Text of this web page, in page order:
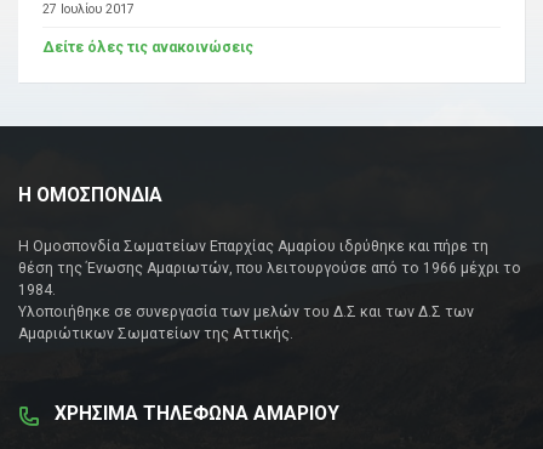
27 Ιουλίου 2017
Δείτε όλες τις ανακοινώσεις
Η ΟΜΟΣΠΟΝΔΙΑ
Η Ομοσπονδία Σωματείων Επαρχίας Αμαρίου ιδρύθηκε και πήρε τη
θέση της Ένωσης Αμαριωτών, που λειτουργούσε από το 1966 μέχρι το
1984.
Υλοποιήθηκε σε συνεργασία των μελών του Δ.Σ και των Δ.Σ των
Αμαριώτικων Σωματείων της Αττικής.
ΧΡΗΣΙΜΑ ΤΗΛΕΦΩΝΑ ΑΜΑΡΙΟΥ